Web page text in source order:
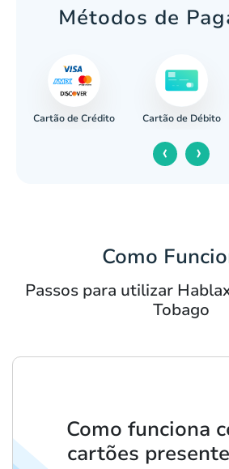
Métodos de
Cartão de Crédito Cartão de Débito
‹ ›
Como
Passos para utilizar
Tobago
Como funciona
cartões